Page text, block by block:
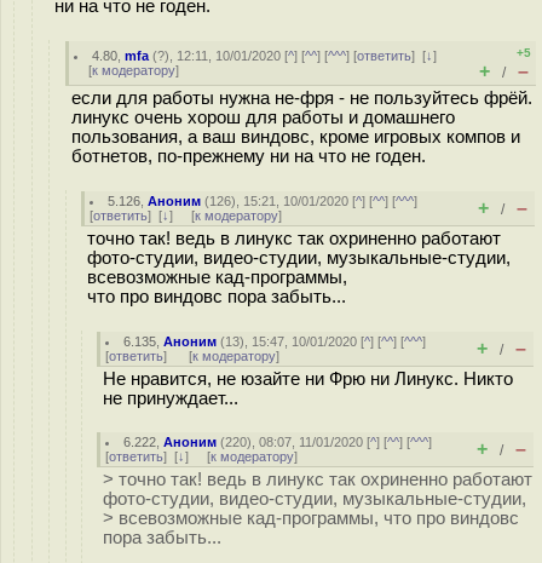
ни на что не годен.
4.80 ,mfa (?), 12:11, 10/01/2020 [^] [^^] [^^^] [ответить][↓]
[к модератору]
+5
+ / –
если для работы нужна не-фря - не пользуйтесь фрёй.
линукс очень хорош для работы и домашнего
пользования, а ваш виндовс, кроме игровых компов и
ботнетов, по-прежнему ни на что не годен.
5.126 ,Аноним (126), 15:21, 10/01/2020 [^] [^^] [^^^]
[ответить] [↓] [к модератору] + / –
точно так! ведь в линукс так охриненно работают
фото-студии, видео-студии, музыкальные-студии,
всевозможные кад-программы,
что про виндовс пора забыть...
6.135 ,Аноним (13), 15:47, 10/01/2020 [^] [^^] [^^^]
[ответить] [к модератору] + / –
Не нравится, не юзайте ни Фрю ни Линукс. Никто
не принуждает...
6.222 ,Аноним (220), 08:07, 11/01/2020 [^] [^^] [^^^]
[ответить] [↓] [к модератору] + / –
> точно так! ведь в линукс так охриненно работают
фото-студии, видео-студии, музыкальные-студии,
> всевозможные кад-программы, что про виндовс
пора забыть...